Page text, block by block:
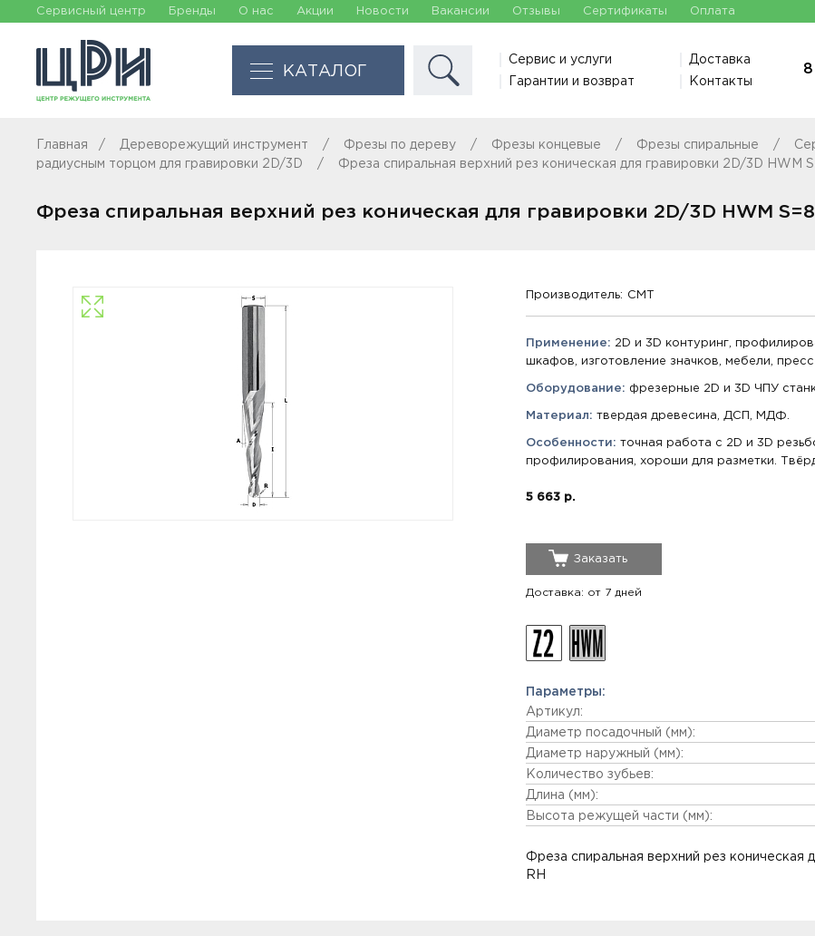
Сервисный центр Бренды О нас Акции Новости Вакансии Отзывы Сертификаты Оплата
КАТАЛОГ
Сервис и услуги
Гарантии и возврат
Доставка
Контакты
Главная Дереворежущий инструмент Фрезы по дереву Фрезы концевые Фрезы спиральные
радиусным торцом для гравировки 2D/3D
Фреза спиральная верхний рез коническая для гравировки 2D/3D HWM
Фреза спиральная верхний рез коническая для гравировки 2D/3D HWM S=8
Производитель: CMT
Применение: 2D и 3D контуринг,
шкафов, изготовление значков, мебели,
Оборудование: фрезерные 2D и 3D ЧПУ
Материал: твердая древесина, ДСП, МДФ.
Особенности: точная работа с 2D и 3D
профилирования, хороши для разметки.
5 663 р.
Заказать
Доставка: от 7 дней
Параметры:
Артикул:
Диаметр посадочный (мм):
Диаметр наружный (мм):
Количество зубьев:
Длина (мм):
Высота режущей части (мм):
Фреза спиральная верхний рез коническая
RH